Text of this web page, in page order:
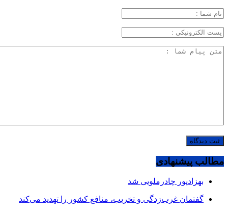
مطالب پیشنهادی
بهزادپور چادرملویی شد
گفتمان غرب‌زدگی و تخریب، منافع کشور را تهدید می‌کند